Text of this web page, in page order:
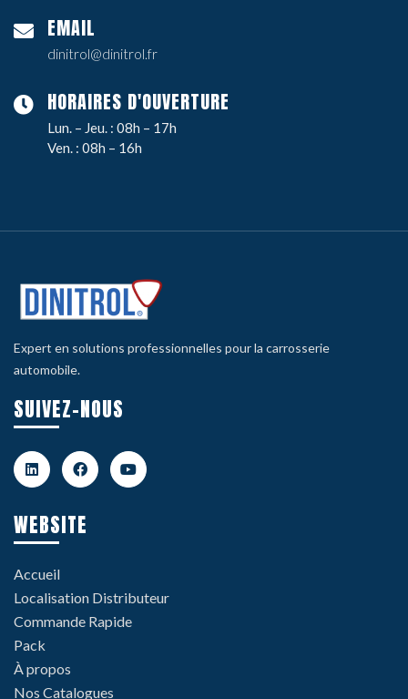
EMAIL
dinitrol@dinitrol.fr
HORAIRES D'OUVERTURE
Lun. – Jeu. : 08h – 17h
Ven. : 08h – 16h
Expert en solutions professionnelles pour la carrosserie
automobile.
SUIVEZ-NOUS
WEBSITE
Accueil
Localisation Distributeur
Commande Rapide
Pack
À propos
Nos Catalogues